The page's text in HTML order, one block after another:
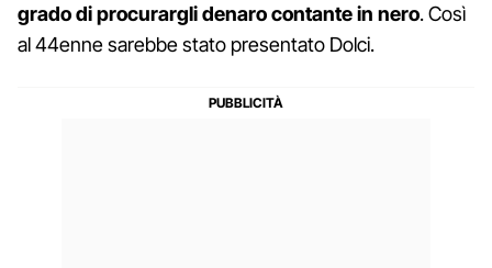
grado di procurargli denaro contante in nero. Così
al 44enne sarebbe stato presentato Dolci.